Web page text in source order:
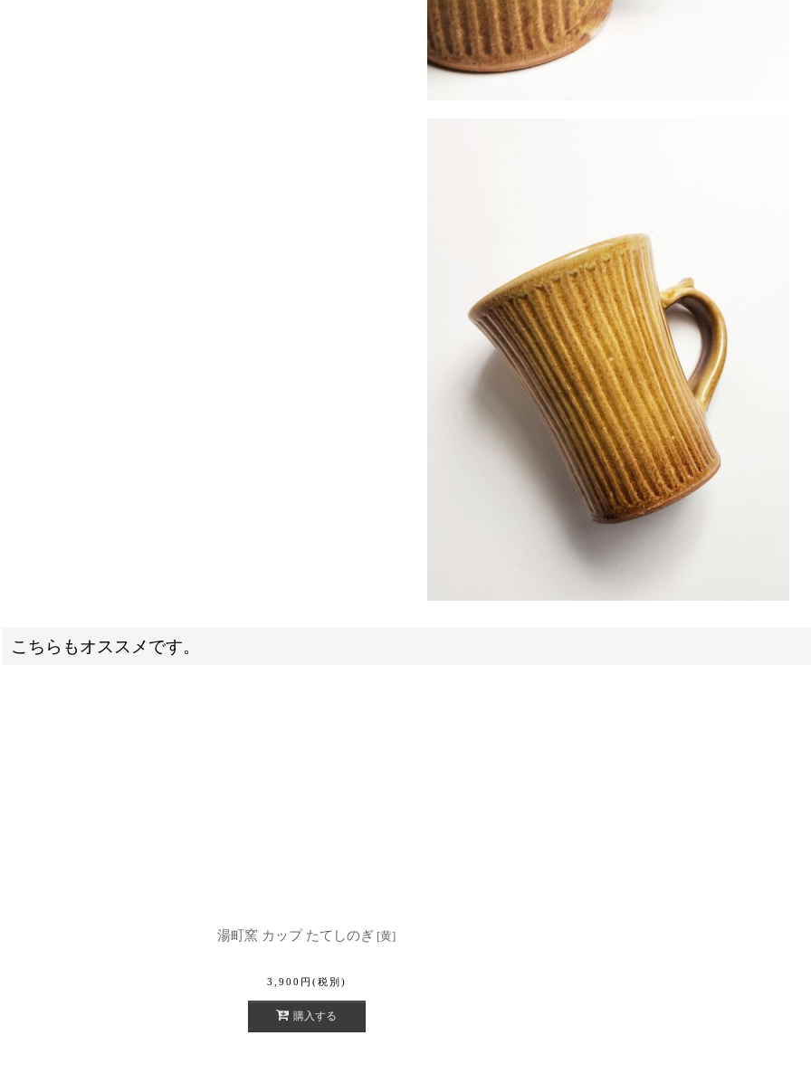
こちらもオススメです。
湯町窯 カップ たてしのぎ [黄]
3,900 円 (税別)
購入する